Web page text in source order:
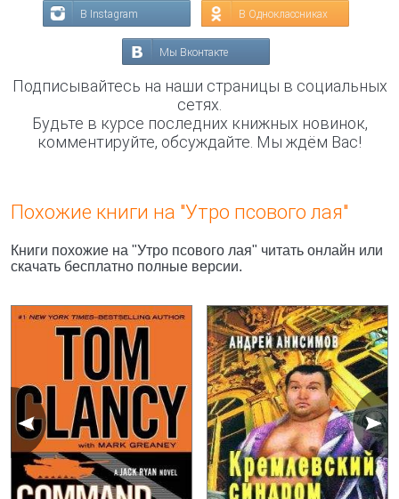
В Instagram В Одноклассниках
Мы Вконтакте
Подписывайтесь на наши страницы в социальных
сетях.
Будьте в курсе последних книжных новинок,
комментируйте, обсуждайте. Мы ждём Вас!
Похожие книги на "Утро псового лая"
Книги похожие на "Утро псового лая" читать онлайн или
скачать бесплатно полные версии.